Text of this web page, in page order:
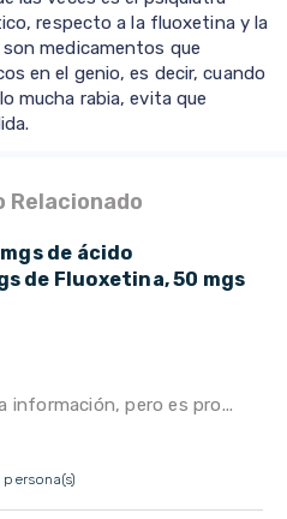
respecto a la fluoxetina y la
medicamentos que
en el genio, es decir, cuando
mucha rabia, evita que
Relacionado
de ácido
de Fluoxetina, 50 mgs
información, pero es pro...
persona(s)